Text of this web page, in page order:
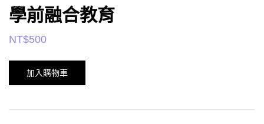
學前融合教育
NT$500
加入購物車